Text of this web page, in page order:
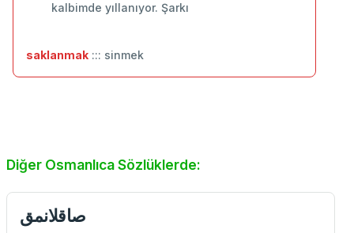
kalbimde yıllanıyor. Şarkı
saklanmak ::: sinmek
Diğer Osmanlıca Sözlüklerde:
صاقلانمق